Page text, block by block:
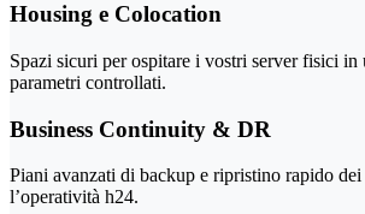
Housing e Colocation
Spazi sicuri per ospitare i vostri server fisici in
parametri controllati.
Business Continuity & DR
Piani avanzati di backup e ripristino rapido
l’operatività h24.